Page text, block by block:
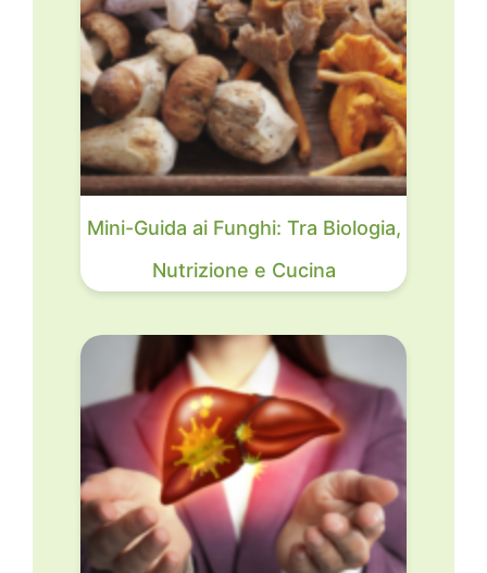
Mini-Guida ai Funghi: Tra Biologia,
Nutrizione e Cucina